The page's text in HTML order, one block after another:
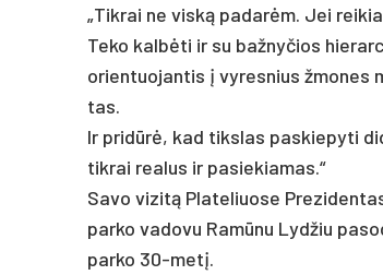
„Tik­rai ne viską pa­darėm. Jei
Te­ko kalbė­ti ir su baž­ny­čios
orien­tuo­jan­tis į vy­res­nius žmo­nes
tas.
Ir pri­dūrė, kad tiks­las pa­skie­py­ti
tik­rai rea­lus ir pa­sie­kia­mas.“
Sa­vo vi­zitą Pla­te­liuo­se
par­ko va­do­vu Ramū­nu Lyd­žiu
par­ko 30-metį.